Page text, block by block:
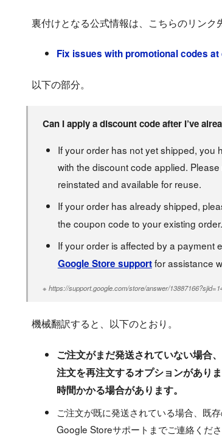
裏付けとなる公式情報は、こちらのリンク
Fix issues with promotional codes
以下の部分。
Can I apply a discount code after I’ve
If your order has not yet shipped, you
with the discount code applied.
reinstated and available for reuse.
If your order has already shipped,
the coupon code to your existing order.
If your order is affected by a payment
Google Store supportfor assistance
※ https://support.google.com/store/answer/
機械翻訳すると、以下のとおり。
ご注文がまだ発送されていない場合
注文を再注文するオプションがあり
時間かかる場合があります。
ご注文が既に発送されている場合、既
Google Storeサポートまでご連絡くださ